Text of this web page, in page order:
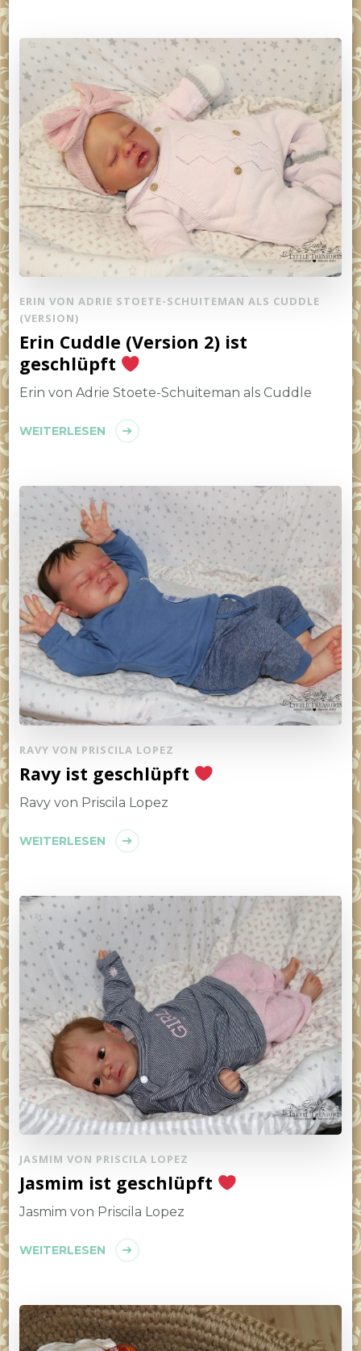
ERIN VON ADRIE STOETE-SCHUITEMAN ALS CUDDLE
(VERSION)
Erin Cuddle (Version 2) ist
geschlüpft
Erin von Adrie Stoete-Schuiteman als Cuddle
WEITERLESEN
RAVY VON PRISCILA LOPEZ
Ravy ist geschlüpft
Ravy von Priscila Lopez
WEITERLESEN
JASMIM VON PRISCILA LOPEZ
Jasmim ist geschlüpft
Jasmim von Priscila Lopez
WEITERLESEN